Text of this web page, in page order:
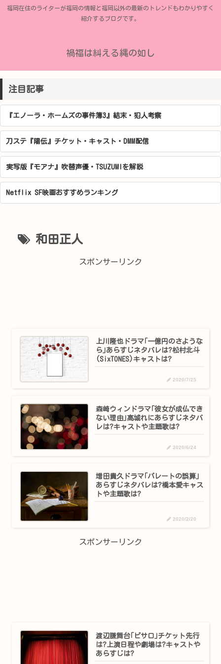
福岡在住のライターが福岡の情報と福岡以外の最新のトレンドもわかりやすく
紹介するブログです。
禍福は糾える縄の如し
注目記事
『エノーラ・ホームズの事件簿3』結末・犯人考察
刀ステ『陽伝』チケット・キャスト・DMM配信
実写版『モアナ』吹替声優・TSUZUMIを解説
Netflix SF映画おすすめランキング
和田正人
スポンサーリンク
上川隆也ドラマ｢一億円のさような
ら｣あらすじネタバレは?松村北斗
(SixTONES)キャストは?
2020/7/25
森崎ウィンドラマ｢彼女が成仏でき
ない理由｣高城れにあらすじネタバ
レは?キャストや主題歌は?
2020/6/24
増田貴久ドラマ｢パレートの誤算｣
あらすじネタバレは?橋本愛キャス
トや主題歌は?
2020/2/20
スポンサーリンク
渡辺謙舞台｢ピサロ｣チケット先行
は?上演日程や劇場は?キャストや
あらすじは?